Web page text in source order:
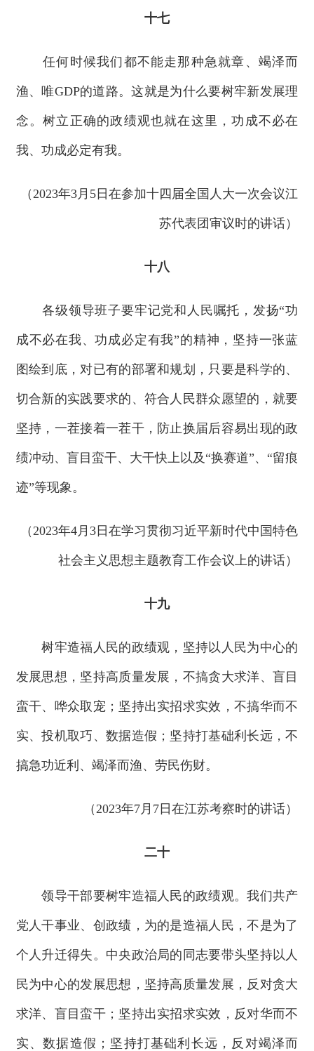
十七
任何时候我们都不能走那种急就章、竭泽而
渔、唯GDP的道路。这就是为什么要树牢新发展理
念。树立正确的政绩观也就在这里，功成不必在
我、功成必定有我。
（2023年3月5日在参加十四届全国人大一次会议江
苏代表团审议时的讲话）
十八
各级领导班子要牢记党和人民嘱托，发扬“功
成不必在我、功成必定有我”的精神，坚持一张蓝
图绘到底，对已有的部署和规划，只要是科学的、
切合新的实践要求的、符合人民群众愿望的，就要
坚持，一茬接着一茬干，防止换届后容易出现的政
绩冲动、盲目蛮干、大干快上以及“换赛道”、“留痕
迹”等现象。
（2023年4月3日在学习贯彻习近平新时代中国特色
社会主义思想主题教育工作会议上的讲话）
十九
树牢造福人民的政绩观，坚持以人民为中心的
发展思想，坚持高质量发展，不搞贪大求洋、盲目
蛮干、哗众取宠；坚持出实招求实效，不搞华而不
实、投机取巧、数据造假；坚持打基础利长远，不
搞急功近利、竭泽而渔、劳民伤财。
（2023年7月7日在江苏考察时的讲话）
二十
领导干部要树牢造福人民的政绩观。我们共产
党人干事业、创政绩，为的是造福人民，不是为了
个人升迁得失。中央政治局的同志要带头坚持以人
民为中心的发展思想，坚持高质量发展，反对贪大
求洋、盲目蛮干；坚持出实招求实效，反对华而不
实、数据造假；坚持打基础利长远，反对竭泽而